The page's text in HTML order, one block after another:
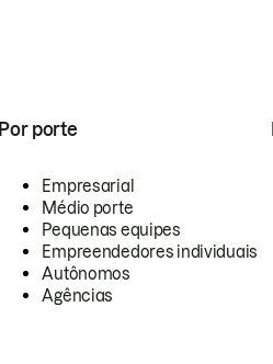
Por porte
Empresarial
Médio porte
Pequenas equipes
Empreendedores individuais
Autônomos
Agências